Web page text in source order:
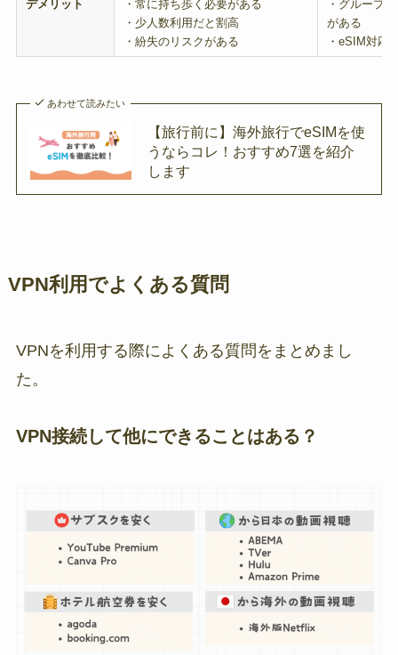
デメリット
・常に持ち歩く必要がある
・少人数利用だと割高
・紛失のリスクがある
・グループ
がある
・eSIM対応
あわせて読みたい
【旅行前に】海外旅行でeSIMを使
うならコレ！おすすめ7選を紹介
します
VPN利用でよくある質問
VPNを利用する際によくある質問をまとめまし
た。
VPN接続して他にできることはある？